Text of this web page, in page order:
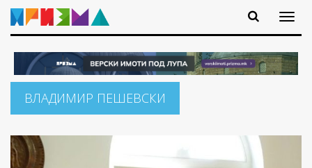
ВЛАДИМИР ПЕШЕВСКИ